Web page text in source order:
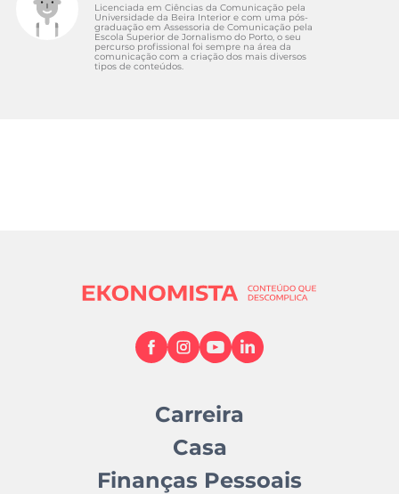
Licenciada em Ciências da Comunicação pela
Universidade da Beira Interior e com uma pós-
graduação em Assessoria de Comunicação pela
Escola Superior de Jornalismo do Porto, o seu
percurso profissional foi sempre na área da
comunicação com a criação dos mais diversos
tipos de conteúdos.
Carreira
Casa
Finanças Pessoais